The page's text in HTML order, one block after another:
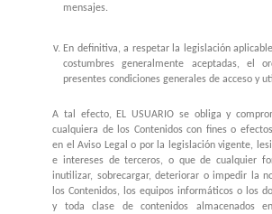
mensajes.
En definitiva, a respetar la legislación
costumbres generalmente aceptadas, el
presentes condiciones generales de acceso y
A tal efecto, EL USUARIO se obliga y
cualquiera de los Contenidos con fines o
en el Aviso Legal o por la legislación vigente,
e intereses de terceros, o que de cualquier
inutilizar, sobrecargar, deteriorar o impedir la
los Contenidos, los equipos informáticos o los
y toda clase de contenidos almacenados